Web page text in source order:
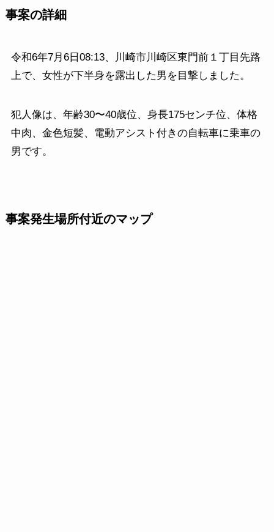
事案の詳細
令和6年7月6日08:13、川崎市川崎区東門前１丁目先路
上で、女性が下半身を露出した男を目撃しました。
犯人像は、年齢30〜40歳位、身長175センチ位、体格
中肉、金色短髪、電動アシスト付きの自転車に乗車の
男です。
事案発生場所付近のマップ